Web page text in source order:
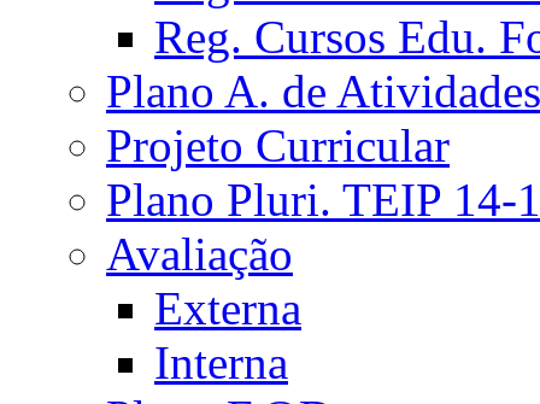
Reg. Cursos Edu.
Plano A. de Atividades
Projeto Curricular
Plano Pluri. TEIP 14-
Avaliação
Externa
Interna